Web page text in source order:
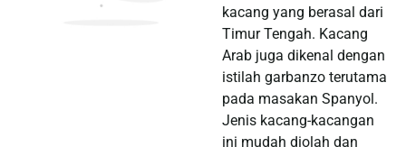
kacang yang berasal dari
Timur Tengah. Kacang
Arab juga dikenal dengan
istilah garbanzo terutama
pada masakan Spanyol.
Jenis kacang-kacangan
ini mudah diolah dan